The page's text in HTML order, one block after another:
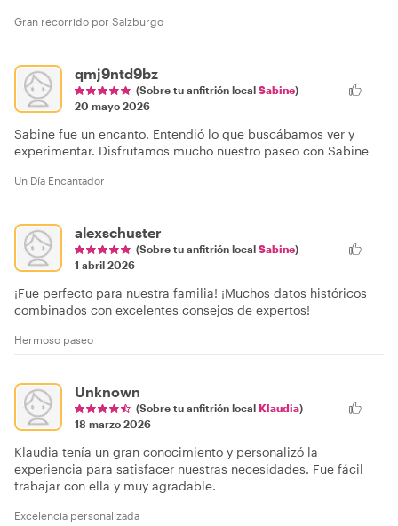
Gran recorrido por Salzburgo
qmj9ntd9bz
(Sobre tu anfitrión local Sabine)
20 mayo 2026
Sabine fue un encanto. Entendió lo que buscábamos ver y
experimentar. Disfrutamos mucho nuestro paseo con Sabine
Un Día Encantador
alexschuster
(Sobre tu anfitrión local Sabine)
1 abril 2026
¡Fue perfecto para nuestra familia! ¡Muchos datos históricos
combinados con excelentes consejos de expertos!
Hermoso paseo
Unknown
(Sobre tu anfitrión local Klaudia)
18 marzo 2026
Klaudia tenía un gran conocimiento y personalizó la
experiencia para satisfacer nuestras necesidades. Fue fácil
trabajar con ella y muy agradable.
Excelencia personalizada